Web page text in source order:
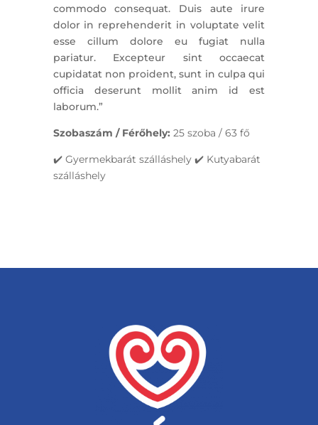
commodo consequat. Duis aute irure
dolor in reprehenderit in voluptate velit
esse cillum dolore eu fugiat nulla
pariatur. Excepteur sint occaecat
cupidatat non proident, sunt in culpa qui
officia deserunt mollit anim id est
laborum.”
Szobaszám / Férőhely: 25 szoba / 63 fő
✔️ Gyermekbarát szálláshely ✔️ Kutyabarát
szálláshely